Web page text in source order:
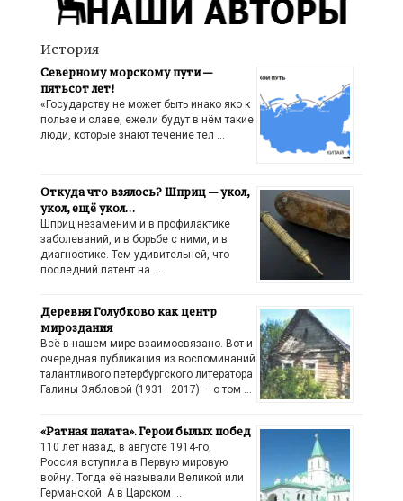
История
Северному морскому пути —
пятьсот лет!
«Государству не может быть инако яко к
пользе и славе, ежели будут в нём такие
люди, которые знают течение тел …
Откуда что взялось? Шприц — укол,
укол, ещё укол…
Шприц незаменим и в профилактике
заболеваний, и в борьбе с ними, и в
диагностике. Тем удивительней, что
последний патент на …
Деревня Голубково как центр
мироздания
Всё в нашем мире взаимосвязано. Вот и
очередная публикация из воспоминаний
талантливого петербургского литератора
Галины Зябловой (1931–2017) — о том …
«Ратная палата». Герои былых побед
110 лет назад, в августе 1914-го,
Россия вступила в Первую мировую
войну. Тогда её называли Великой или
Германской. А в Царском …